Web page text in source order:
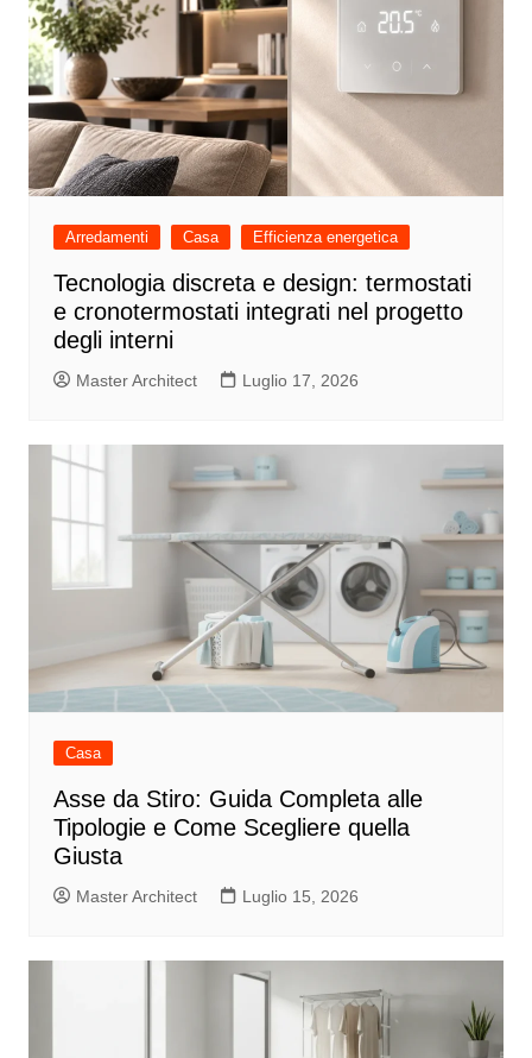
Arredamenti Casa Efficienza energetica
Tecnologia discreta e design: termostati
e cronotermostati integrati nel progetto
degli interni
Master Architect Luglio 17, 2026
Casa
Asse da Stiro: Guida Completa alle
Tipologie e Come Scegliere quella
Giusta
Master Architect Luglio 15, 2026